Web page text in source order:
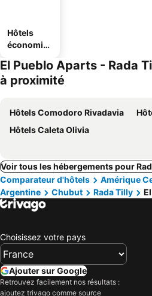
Hôtels
économiq
El Pueblo Aparts - Rada
à proximité
Hôtels Comodoro Rivadavia
Hôtels Caleta Olivia
Voir tous les hébergements pour
Comparateur d'hôtels
Amérique
Argentine
Chubut Rada Tilly
Choisissez votre pays
Ajouter sur Google
Retrouvez facilement nos résultats :
ajoutez trivago comme source